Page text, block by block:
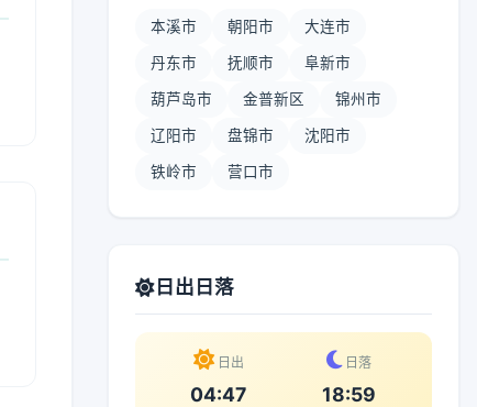
本溪市 朝阳市 大连市
丹东市 抚顺市 阜新市
葫芦岛市 金普新区 锦州市
辽阳市 盘锦市 沈阳市
铁岭市 营口市
日出日落
日出
04:47
日落
18:59